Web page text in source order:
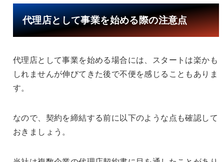
代理店として事業を始める際の注意点
代理店として事業を始める場合には、スタートは楽かも
しれませんが伸びてきた後で不便を感じることもありま
す。
なので、契約を締結する前に以下のような点も確認して
おきましょう。